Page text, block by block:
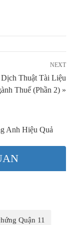
NEXT
Thuật Tài Liệu
Thuế (Phần 2) »
Anh Hiệu Quả
Quận 11